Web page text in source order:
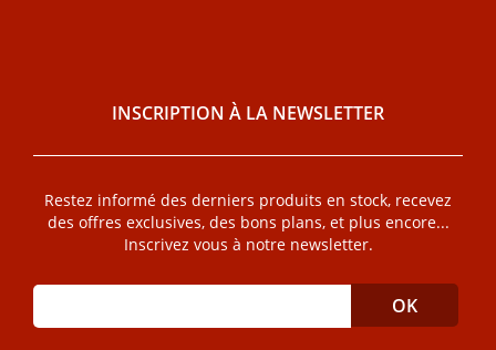
INSCRIPTION À LA NEWSLETTER
Restez informé des derniers produits en stock, recevez
des offres exclusives, des bons plans, et plus encore...
Inscrivez vous à notre newsletter.